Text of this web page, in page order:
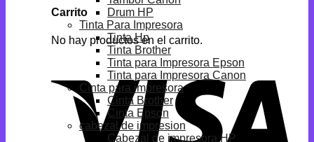
Carrito
No hay productos en el carrito.
Drum HP
Tinta Para Impresora
Tinta Hp
Tinta Brother
Tinta para Impresora Epson
Tinta para Impresora Canon
Cinta para impresora
Cinta Brother
Cinta Epson
cabezal de impresion
Cabezal de impresora HP